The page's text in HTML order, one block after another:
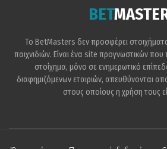
BET
Το BetMasters δεν προσφέρει
παιχνιδιών. Είναι ένα site προγνωστικών
στοίχημα, μόνο σε ενημερωτικό
διαφημιζόμενων εταιριών, απευθύνονται
στους οποίους η χρήση τους